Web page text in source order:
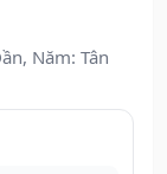
Năm: Tân